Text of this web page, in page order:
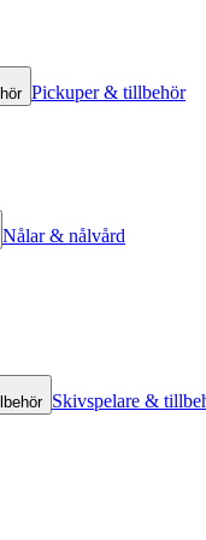
Pickuper & tillbehör
Nålar & nålvård
Skivspelare &